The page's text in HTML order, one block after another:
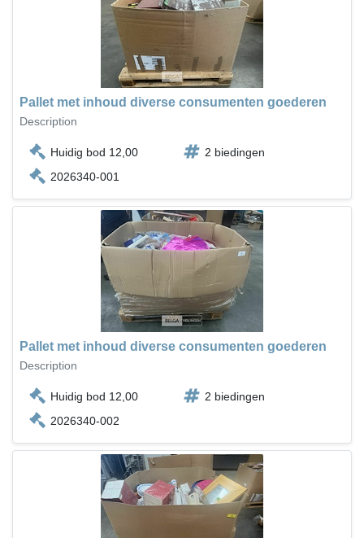
Pallet met inhoud diverse consumenten goederen
Description
Huidig bod 12,00
2 biedingen
2026340-001
Pallet met inhoud diverse consumenten goederen
Description
Huidig bod 12,00
2 biedingen
2026340-002